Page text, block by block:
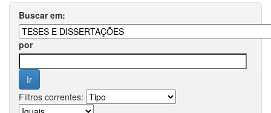
Buscar em:
por
Filtros correntes: